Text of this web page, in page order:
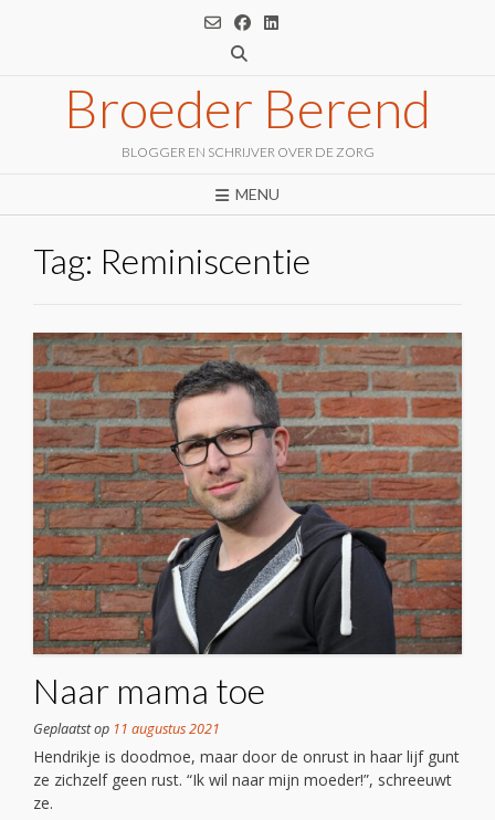
Broeder Berend
BLOGGER EN SCHRIJVER OVER DE ZORG
MENU
Tag: Reminiscentie
Naar mama toe
Geplaatst op 11 augustus 2021
Hendrikje is doodmoe, maar door de onrust in haar lijf gunt
ze zichzelf geen rust. “Ik wil naar mijn moeder!”, schreeuwt
ze.